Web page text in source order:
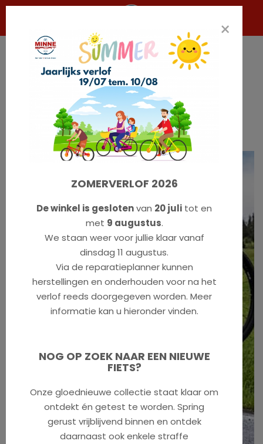
Fietsdragers
Met een fietsdrager neemt u uw fietsen overal mee
naartoe - snel, makkelijk en veilig.
Als u niet zeker weet welke fietsdrager het best bij u
past, vraag ons vrijblijvend advies.
×
ZOMERVERLOF 2026
De winkel is geslotenvan 20 juli tot en
met 9 augustus.
We staan weer voor jullie klaar vanaf
dinsdag 11 augustus.
Via de reparatieplanner kunnen
herstellingen en onderhouden voor na het
verlof reeds doorgegeven worden. Meer
informatie kan u hieronder vinden.
NOG OP ZOEK NAAR EEN NIEUWE
FIETS?
Onze gloednieuwe collectie staat klaar om
ontdekt én getest te worden. Spring
gerust vrijblijvend binnen en ontdek
daarnaast ook enkele straffe